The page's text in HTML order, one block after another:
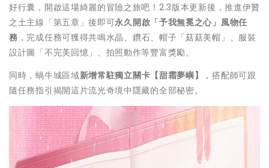
好行囊，開啟這場綺麗的冒險之旅吧！2.3版本更新後，推進伊贊
之土主線「第五章」後即可永久開啟「予我無冕之心」風物任
務 ，完成任務可獲得共鳴水晶、鑽石、帽子「菇菇美帽」、服裝
設計圖「不完美回憶」、拍照動作等豐富獎勵。
同時，蝸牛城區域新增常駐獨立關卡【甜霜夢嶼】
，搭配師可跟
隨任務指引揭開這片流光奇境中隱藏的全部秘密。